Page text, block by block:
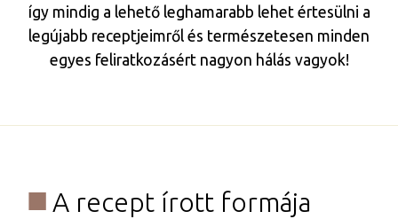
így mindig a lehető leghamarabb lehet értesülni a
legújabb receptjeimről és természetesen minden
egyes feliratkozásért nagyon hálás vagyok!
A recept írott formája